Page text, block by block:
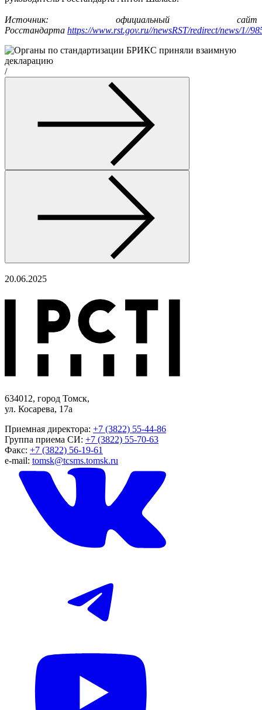
Источник: официальный сайт
Росстандарта https://www.rst.gov.ru//newsRST/redirect/news/1//
/
20.06.2025
634012, город Томск,
ул. Косарева, 17а
Приемная директора: +7 (3822) 55-44-86
Группа приема СИ: +7 (3822) 55-70-63
Факс: +7 (3822) 56-19-61
e-mail: tomsk@tcsms.tomsk.ru